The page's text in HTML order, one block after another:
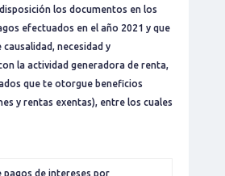
los documentos en los
efectuados en el año 2021 y que
necesidad y
la actividad generadora de renta,
que te otorgue beneficios
y rentas exentas), entre los cuales
pagos de intereses por